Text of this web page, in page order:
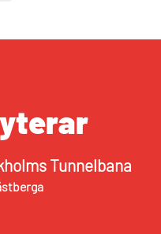
Tunnelbana